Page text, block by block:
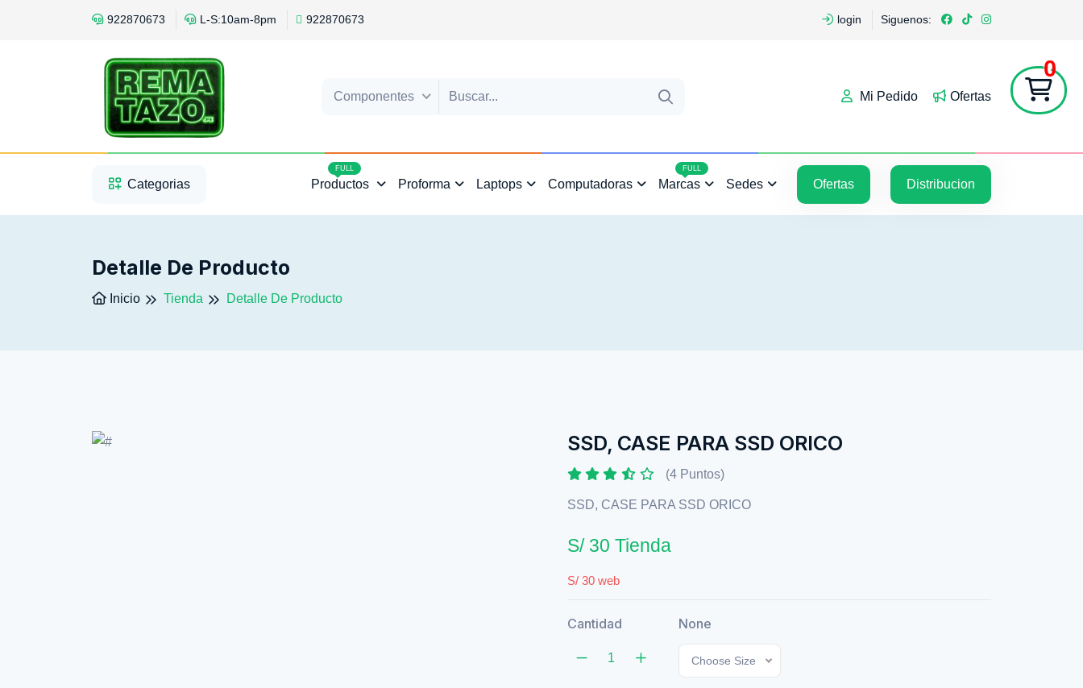
922870673 L-S:10am-8pm 922870673 login Siguenos:
Componentes Mi Pedido Ofertas
0
3
5
Categorias
Productos
FULL
Proforma Laptops Computadoras Marcas
FULL
Sedes Ofertas Distribucion
Detalle De Producto
Inicio Tienda Detalle De Producto
SSD, CASE PARA SSD ORICO
(4 Puntos)
SSD, CASE PARA SSD ORICO
S/ 30 Tienda
S/ 30 web
Cantidad None
Choose Size